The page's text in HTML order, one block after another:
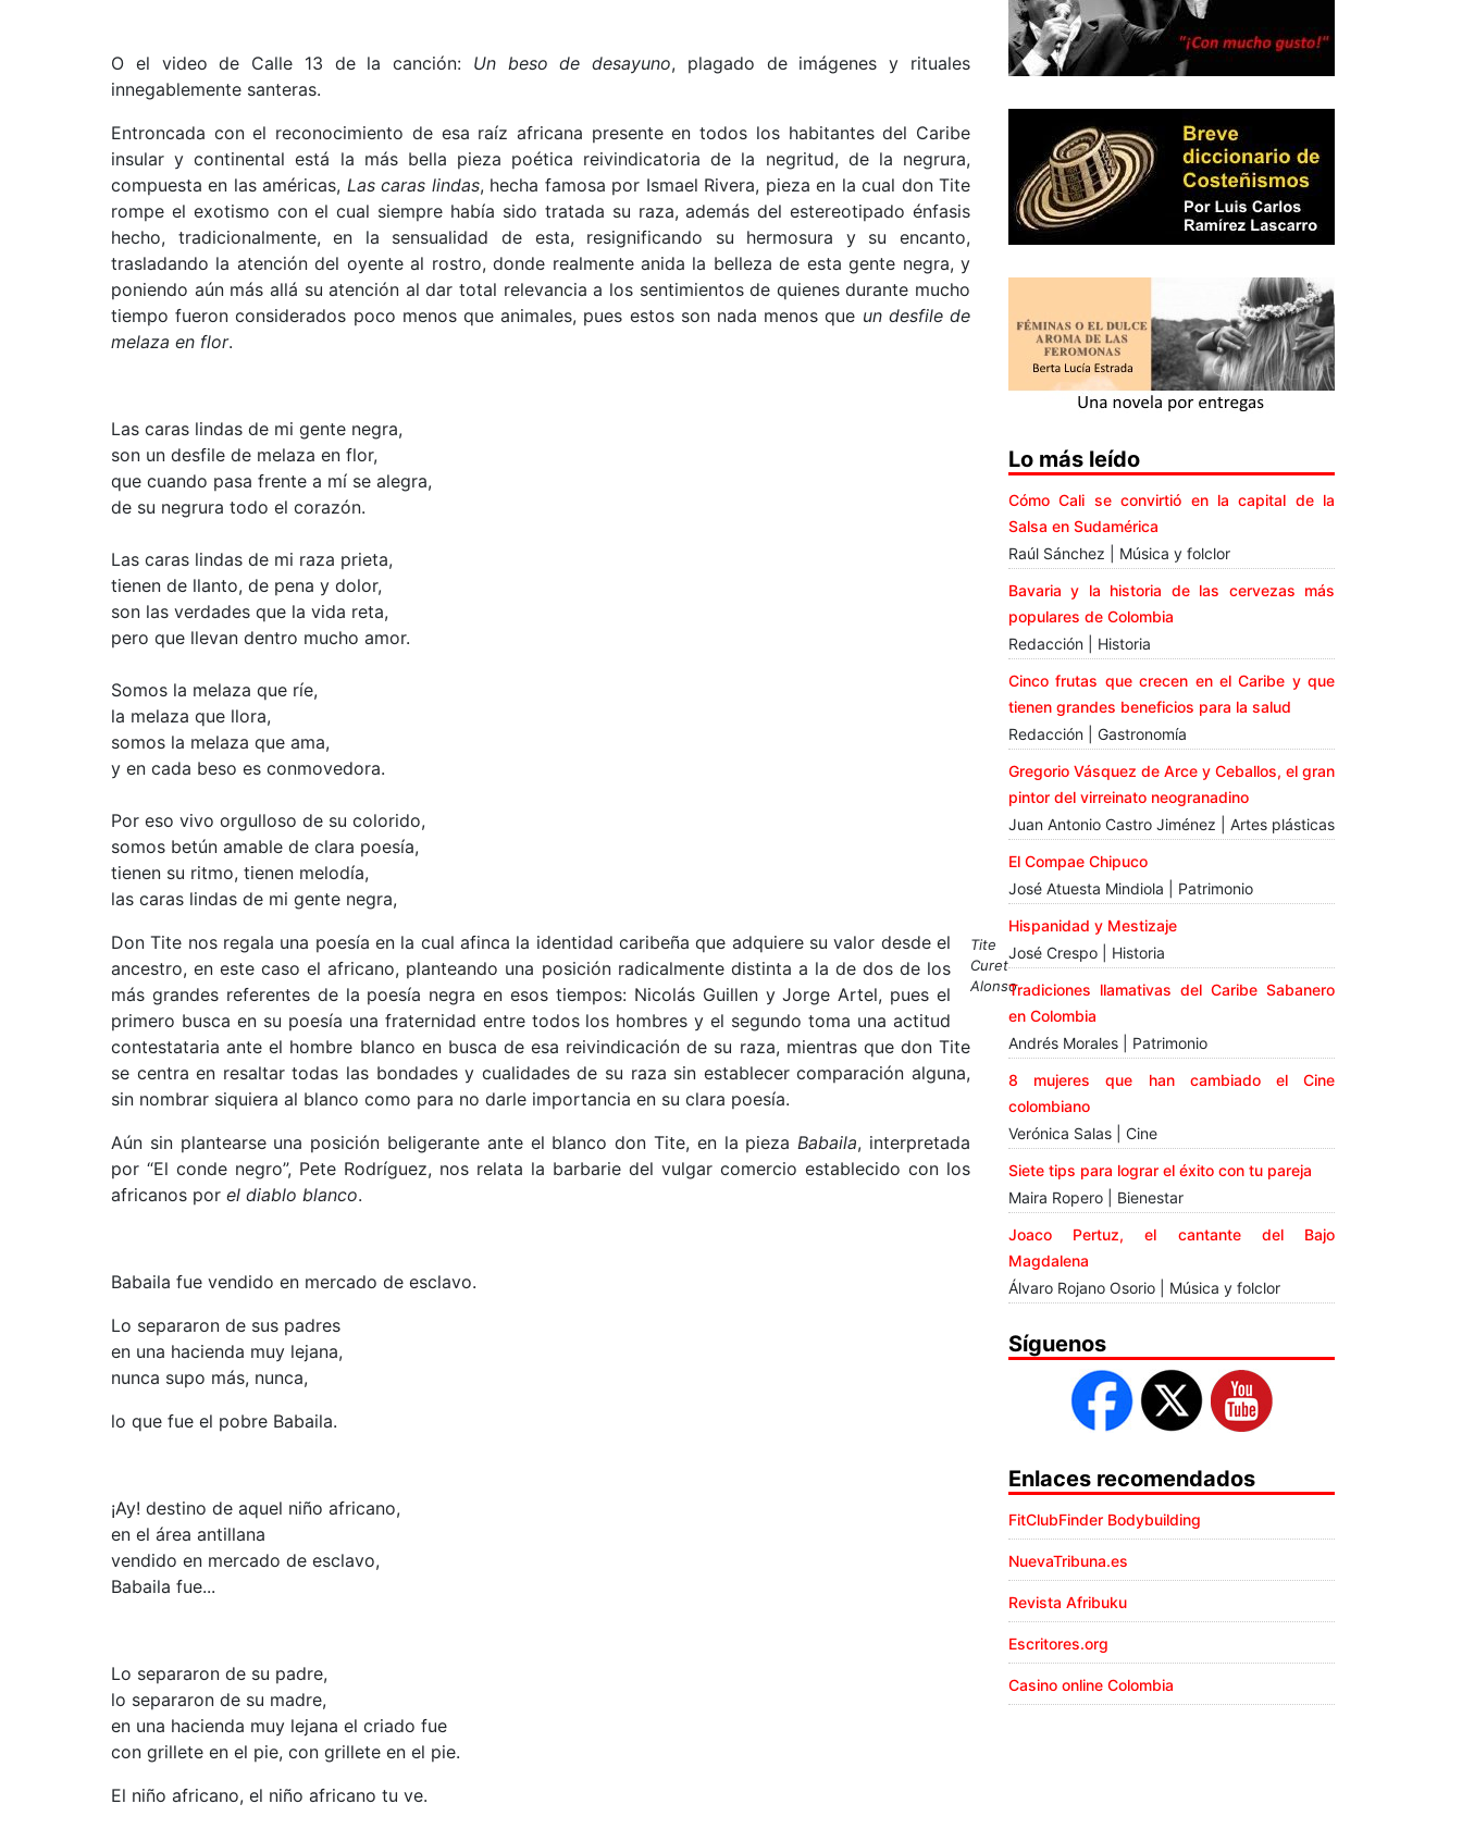
O el video de Calle 13 de la canción: Un beso de desayuno, plagado de imágenes y rituales
innegablemente santeras.
Entroncada con el reconocimiento de esa raíz africana presente en todos los habitantes del Caribe
insular y continental está la más bella pieza poética reivindicatoria de la negritud, de la negrura,
compuesta en las américas, Las caras lindas, hecha famosa por Ismael Rivera, pieza en la cual don Tite
rompe el exotismo con el cual siempre había sido tratada su raza, además del estereotipado énfasis
hecho, tradicionalmente, en la sensualidad de esta, resignificando su hermosura y su encanto,
trasladando la atención del oyente al rostro, donde realmente anida la belleza de esta gente negra, y
poniendo aún más allá su atención al dar total relevancia a los sentimientos de quienes durante mucho
tiempo fueron considerados poco menos que animales, pues estos son nada menos que un desfile de
melaza en flor.
Las caras lindas de mi gente negra,
son un desfile de melaza en flor,
que cuando pasa frente a mí se alegra,
de su negrura todo el corazón.
Las caras lindas de mi raza prieta,
tienen de llanto, de pena y dolor,
son las verdades que la vida reta,
pero que llevan dentro mucho amor.
Somos la melaza que ríe,
la melaza que llora,
somos la melaza que ama,
y en cada beso es conmovedora.
Por eso vivo orgulloso de su colorido,
somos betún amable de clara poesía,
tienen su ritmo, tienen melodía,
las caras lindas de mi gente negra,
Tite
Curet
Alonso
Don Tite nos regala una poesía en la cual afinca la identidad caribeña que adquiere su valor desde el
ancestro, en este caso el africano, planteando una posición radicalmente distinta a la de dos de los
más grandes referentes de la poesía negra en esos tiempos: Nicolás Guillen y Jorge Artel, pues el
primero busca en su poesía una fraternidad entre todos los hombres y el segundo toma una actitud
contestataria ante el hombre blanco en busca de esa reivindicación de su raza, mientras que don Tite
se centra en resaltar todas las bondades y cualidades de su raza sin establecer comparación alguna,
sin nombrar siquiera al blanco como para no darle importancia en su clara poesía.
Aún sin plantearse una posición beligerante ante el blanco don Tite, en la piezaBabaila, interpretada
por “El conde negro”, Pete Rodríguez, nos relata la barbarie del vulgar comercio establecido con los
africanos por el diablo blanco.
Babaila fue vendido en mercado de esclavo.
Lo separaron de sus padres
en una hacienda muy lejana,
nunca supo más, nunca,
lo que fue el pobre Babaila.
¡Ay! destino de aquel niño africano,
en el área antillana
vendido en mercado de esclavo,
Babaila fue...
Lo separaron de su padre,
lo separaron de su madre,
en una hacienda muy lejana el criado fue
con grillete en el pie, con grillete en el pie.
El niño africano, el niño africano tu ve.
Lo más leído
Cómo Cali se convirtió en la capital de la
Salsa en Sudamérica
Raúl Sánchez | Música y folclor
Bavaria y la historia de las cervezas más
populares de Colombia
Redacción | Historia
Cinco frutas que crecen en el Caribe y que
tienen grandes beneficios para la salud
Redacción | Gastronomía
Gregorio Vásquez de Arce y Ceballos, el gran
pintor del virreinato neogranadino
Juan Antonio Castro Jiménez | Artes plásticas
El Compae Chipuco
José Atuesta Mindiola | Patrimonio
Hispanidad y Mestizaje
José Crespo | Historia
Tradiciones llamativas del Caribe Sabanero
en Colombia
Andrés Morales | Patrimonio
8 mujeres que han cambiado el Cine
colombiano
Verónica Salas | Cine
Siete tips para lograr el éxito con tu pareja
Maira Ropero | Bienestar
Joaco Pertuz, el cantante del Bajo
Magdalena
Álvaro Rojano Osorio | Música y folclor
Síguenos
Enlaces recomendados
FitClubFinder Bodybuilding
NuevaTribuna.es
Revista Afribuku
Escritores.org
Casino online Colombia